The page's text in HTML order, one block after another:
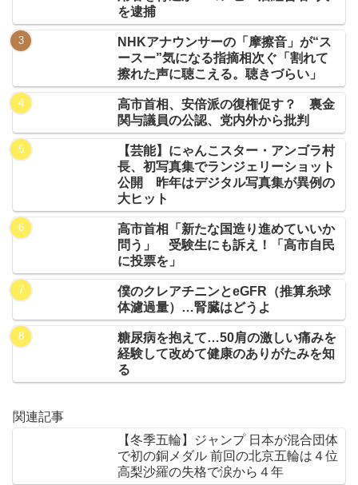
を逮捕
NHKアナウンサーの「摩擦音」が“ス
ースー”気になる指摘相次ぐ「割れて
擦れた声に聴こえる。聴きづらい」
高市首相、安倍派の復権促す？ 裏金
関与議員の公認、党内外から批判
【芸能】にゃんこスター・アンゴラ村
長、初写真集でランジェリーショット
公開 昨年はデジタル写真集が異例の
大ヒット
高市首相「新たな国造り進めていいか
問う」 受験生にも訴え！「高市自民
に投票を」
僕のクレアチニンとeGFR（推算糸球
体濾過量）…腎臓はどうよ
糖尿病を抱えて…50肩の激しい痛みを
経験して改めて健康のありがたみを知
る
関連記事
【冬季五輪】ジャンプ 日本が混合団体
で初の銅メダル 前回の北京五輪は４位
高梨沙羅の失格で涙から４年